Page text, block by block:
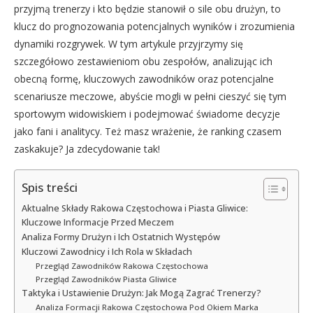
przyjmą trenerzy i kto będzie stanowił o sile obu drużyn, to
klucz do prognozowania potencjalnych wyników i zrozumienia
dynamiki rozgrywek. W tym artykule przyjrzymy się
szczegółowo zestawieniom obu zespołów, analizując ich
obecną formę, kluczowych zawodników oraz potencjalne
scenariusze meczowe, abyście mogli w pełni cieszyć się tym
sportowym widowiskiem i podejmować świadome decyzje
jako fani i analitycy. Też masz wrażenie, że ranking czasem
zaskakuje? Ja zdecydowanie tak!
Spis treści
Aktualne Składy Rakowa Częstochowa i Piasta Gliwice:
Kluczowe Informacje Przed Meczem
Analiza Formy Drużyn i Ich Ostatnich Występów
Kluczowi Zawodnicy i Ich Rola w Składach
Przegląd Zawodników Rakowa Częstochowa
Przegląd Zawodników Piasta Gliwice
Taktyka i Ustawienie Drużyn: Jak Mogą Zagrać Trenerzy?
Analiza Formacji Rakowa Częstochowa Pod Okiem Marka